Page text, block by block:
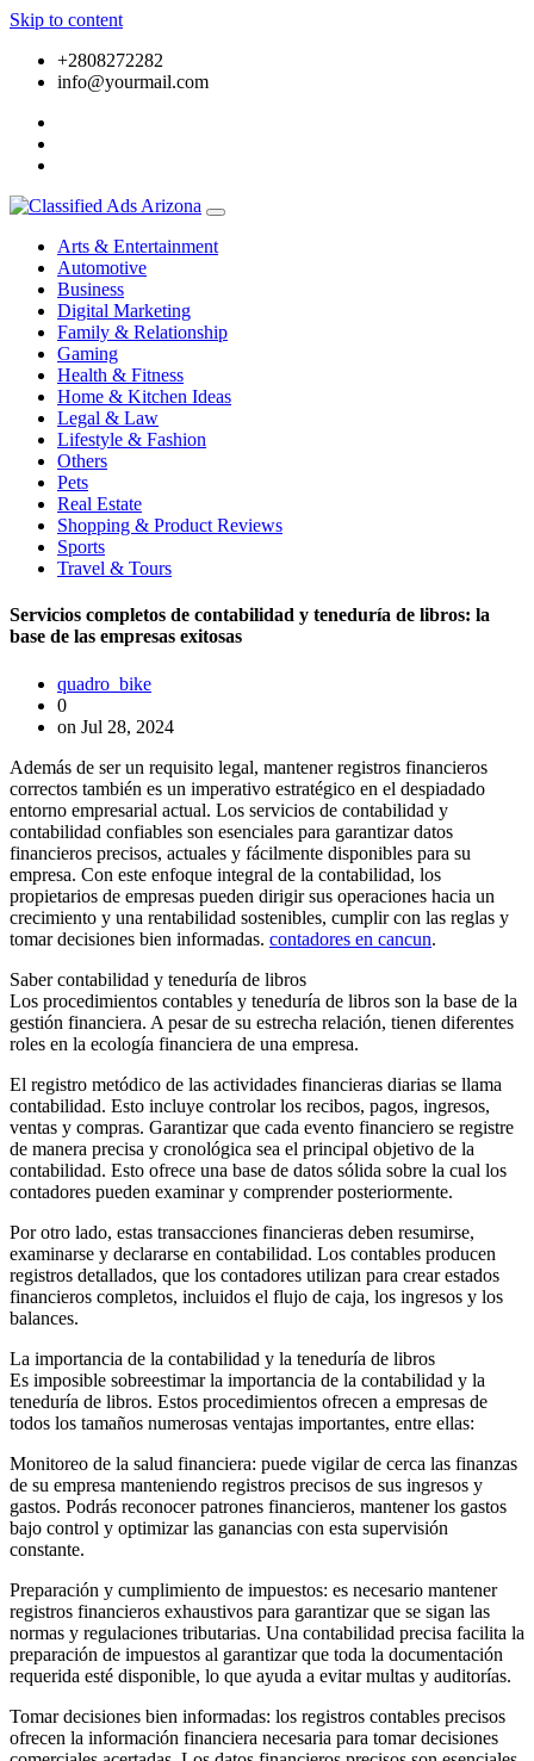
Skip to content
+2808272282
info@yourmail.com
Arts & Entertainment
Automotive
Business
Digital Marketing
Family & Relationship
Gaming
Health & Fitness
Home & Kitchen Ideas
Legal & Law
Lifestyle & Fashion
Others
Pets
Real Estate
Shopping & Product Reviews
Sports
Travel & Tours
Servicios completos de contabilidad y teneduría de libros: la
base de las empresas exitosas
quadro_bike
0
on Jul 28, 2024
Además de ser un requisito legal, mantener registros financieros
correctos también es un imperativo estratégico en el despiadado
entorno empresarial actual. Los servicios de contabilidad y
contabilidad confiables son esenciales para garantizar datos
financieros precisos, actuales y fácilmente disponibles para su
empresa. Con este enfoque integral de la contabilidad, los
propietarios de empresas pueden dirigir sus operaciones hacia un
crecimiento y una rentabilidad sostenibles, cumplir con las reglas y
tomar decisiones bien informadas. contadores en cancun.
Saber contabilidad y teneduría de libros
Los procedimientos contables y teneduría de libros son la base de la
gestión financiera. A pesar de su estrecha relación, tienen diferentes
roles en la ecología financiera de una empresa.
El registro metódico de las actividades financieras diarias se llama
contabilidad. Esto incluye controlar los recibos, pagos, ingresos,
ventas y compras. Garantizar que cada evento financiero se registre
de manera precisa y cronológica sea el principal objetivo de la
contabilidad. Esto ofrece una base de datos sólida sobre la cual los
contadores pueden examinar y comprender posteriormente.
Por otro lado, estas transacciones financieras deben resumirse,
examinarse y declararse en contabilidad. Los contables producen
registros detallados, que los contadores utilizan para crear estados
financieros completos, incluidos el flujo de caja, los ingresos y los
balances.
La importancia de la contabilidad y la teneduría de libros
Es imposible sobreestimar la importancia de la contabilidad y la
teneduría de libros. Estos procedimientos ofrecen a empresas de
todos los tamaños numerosas ventajas importantes, entre ellas:
Monitoreo de la salud financiera: puede vigilar de cerca las finanzas
de su empresa manteniendo registros precisos de sus ingresos y
gastos. Podrás reconocer patrones financieros, mantener los gastos
bajo control y optimizar las ganancias con esta supervisión
constante.
Preparación y cumplimiento de impuestos: es necesario mantener
registros financieros exhaustivos para garantizar que se sigan las
normas y regulaciones tributarias. Una contabilidad precisa facilita la
preparación de impuestos al garantizar que toda la documentación
requerida esté disponible, lo que ayuda a evitar multas y auditorías.
Tomar decisiones bien informadas: los registros contables precisos
ofrecen la información financiera necesaria para tomar decisiones